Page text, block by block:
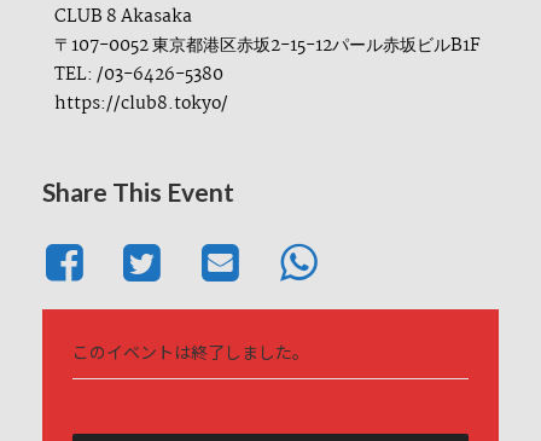
CLUB 8 Akasaka
〒107-0052 東京都港区赤坂2-15-12パール赤坂ビルB1F
TEL: /03-6426-5380
https://club8.tokyo/
Share This Event
このイベントは終了しました。